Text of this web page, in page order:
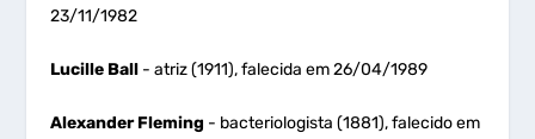
23/11/1982
Lucille Ball - atriz (1911), falecida em 26/04/1989
Alexander Fleming - bacteriologista (1881), falecido em